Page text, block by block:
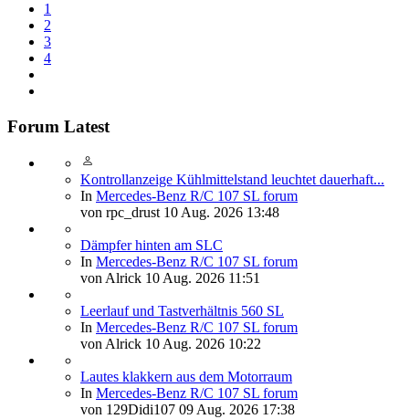
1
2
3
4
Forum Latest
Kontrollanzeige Kühlmittelstand leuchtet dauerhaft...
In Mercedes-Benz R/C 107 SL forum
von rpc_drust 10 Aug. 2026 13:48
Dämpfer hinten am SLC
In Mercedes-Benz R/C 107 SL forum
vonAlrick 10 Aug. 2026 11:51
Leerlauf und Tastverhältnis 560 SL
In Mercedes-Benz R/C 107 SL forum
vonAlrick 10 Aug. 2026 10:22
Lautes klakkern aus dem Motorraum
In Mercedes-Benz R/C 107 SL forum
von 129Didi107 09 Aug. 2026 17:38